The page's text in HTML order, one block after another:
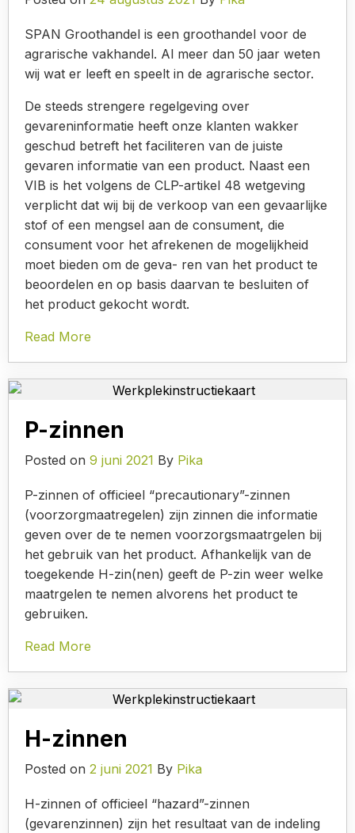
SPAN Groothandel is een groothandel voor de
agrarische vakhandel. Al meer dan 50 jaar weten
wij wat er leeft en speelt in de agrarische sector.
De steeds strengere regelgeving over
gevareninformatie heeft onze klanten wakker
geschud betreft het faciliteren van de juiste
gevaren informatie van een product. Naast een
VIB is het volgens de CLP-artikel 48 wetgeving
verplicht dat wij bij de verkoop van een gevaarlijke
stof of een mengsel aan de consument, die
consument voor het afrekenen de mogelijkheid
moet bieden om de geva- ren van het product te
beoordelen en op basis daarvan te besluiten of
het product gekocht wordt.
Read More
P-zinnen
Posted on 9 juni 2021 By Pika
P-zinnen of officieel “precautionary”-zinnen
(voorzorgmaatregelen) zijn zinnen die informatie
geven over de te nemen voorzorgsmaatrgelen bij
het gebruik van het product. Afhankelijk van de
toegekende H-zin(nen) geeft de P-zin weer welke
maatrgelen te nemen alvorens het product te
gebruiken.
Read More
H-zinnen
Posted on 2 juni 2021 By Pika
H-zinnen of officieel “hazard”-zinnen
(gevarenzinnen) zijn het resultaat van de indeling